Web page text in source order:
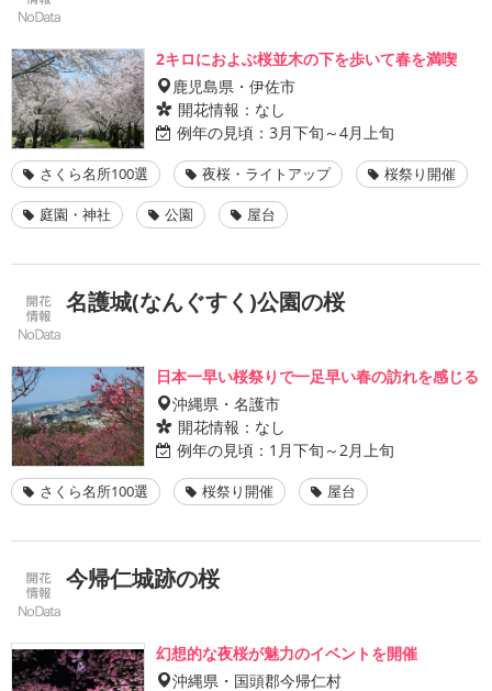
2キロにおよぶ桜並木の下を歩いて春を満喫
鹿児島県・伊佐市
開花情報： なし
例年の見頃： 3月下旬～4月上旬
さくら名所100選 夜桜・ライトアップ 桜祭り開催
庭園・神社 公園 屋台
名護城(なんぐすく)公園の桜
日本一早い桜祭りで一足早い春の訪れを感じる
沖縄県・名護市
開花情報： なし
例年の見頃： 1月下旬～2月上旬
さくら名所100選 桜祭り開催 屋台
今帰仁城跡の桜
幻想的な夜桜が魅力のイベントを開催
沖縄県・国頭郡今帰仁村